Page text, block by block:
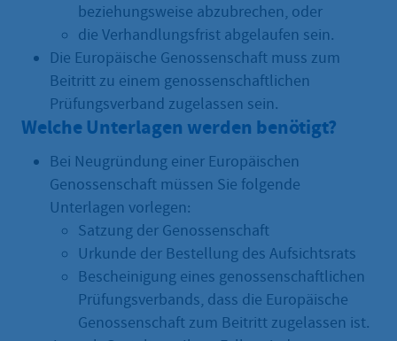
beziehungsweise abzubrechen, oder
die Verhandlungsfrist abgelaufen sein.
Die Europäische Genossenschaft muss zum
Beitritt zu einem genossenschaftlichen
Prüfungsverband zugelassen sein.
Welche Unterlagen werden benötigt?
Bei Neugründung einer Europäischen
Genossenschaft müssen Sie folgende
Unterlagen vorlegen:
Satzung der Genossenschaft
Urkunde der Bestellung des Aufsichtsrats
Bescheinigung eines genossenschaftlichen
Prüfungsverbands, dass die Europäische
Genossenschaft zum Beitritt zugelassen ist.